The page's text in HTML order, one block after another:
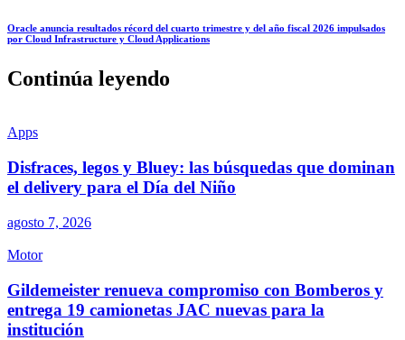
Oracle anuncia resultados récord del cuarto trimestre y del año fiscal 2026 impulsados
por Cloud Infrastructure y Cloud Applications
Continúa leyendo
Apps
Disfraces, legos y Bluey: las búsquedas que dominan
el delivery para el Día del Niño
agosto 7, 2026
Motor
Gildemeister renueva compromiso con Bomberos y
entrega 19 camionetas JAC nuevas para la
institución